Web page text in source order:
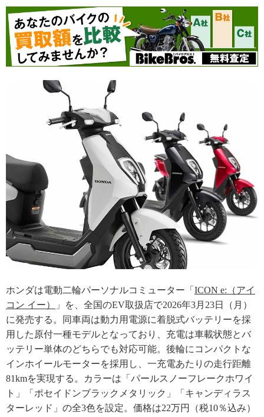
ホンダは電動二輪パーソナルコミューター「 ICON e:（アイ
コン イー）
」を、全国のEV取扱店で2026年3月23日（月）
に発売する。同車両は動力用電源に着脱式バッテリーを採
用した原付一種モデルとなっており、充電は車載状態とバ
ッテリー単体のどちらでも対応可能。後輪にコンパクトな
インホイールモーターを採用し、一充電あたりの走行距離
81kmを実現する。カラーは「パールスノーフレークホワイ
ト」「ポセイドンブラックメタリック」「キャンディラス
ターレッド」の全3色を設定。価格は22万円（税10％込み）